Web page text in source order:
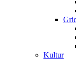
Kultur